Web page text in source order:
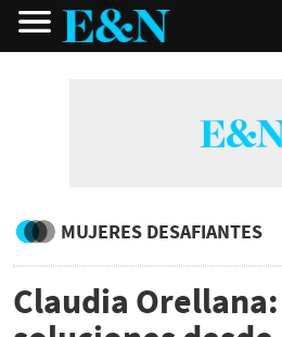
MUJERES DESAFIANTES
Claudia